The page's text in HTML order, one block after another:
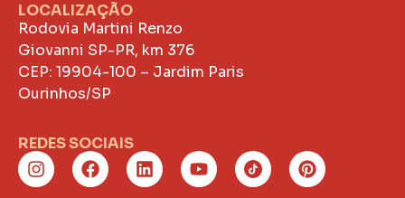
LOCALIZAÇÃO
Rodovia Martini Renzo
Giovanni SP-PR, km 376
CEP: 19904-100 – Jardim Paris
Ourinhos/SP
REDES SOCIAIS